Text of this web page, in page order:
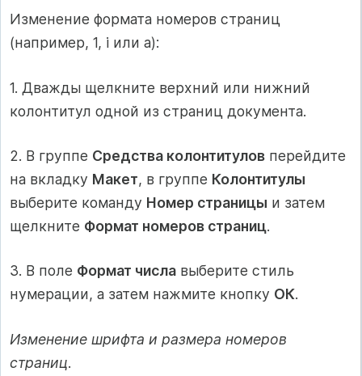
Изменение формата номеров страниц
(например, 1, i или a):
1. Дважды щелкните верхний или нижний
колонтитул одной из страниц документа.
2. В группе Средства колонтитулов перейдите
на вкладку Макет, в группе Колонтитулы
выберите команду Номер страницы и затем
щелкните Формат номеров страниц.
3. В поле Формат числа выберите стиль
нумерации, а затем нажмите кнопку ОК.
Изменение шрифта и размера номеров
страниц.